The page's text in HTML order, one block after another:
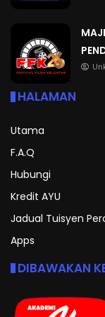
HALAMAN
Utama
F.A.Q
Hubungi
Kredit AYU
Jadual Tuisyen
Apps
DIBAWAKAN